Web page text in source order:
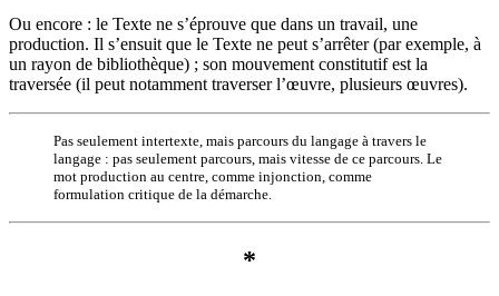
Ou encore : le Texte ne s’éprouve que dans un travail, une
production. Il s’ensuit que le Texte ne peut s’arrêter (par exemple, à
un rayon de bibliothèque) ; son mouvement constitutif est la
traversée (il peut notamment traverser l’œuvre, plusieurs œuvres).
Pas seulement intertexte, mais parcours du langage à travers le
langage : pas seulement parcours, mais vitesse de ce parcours. Le
mot production au centre, comme injonction, comme
formulation critique de la démarche.
*